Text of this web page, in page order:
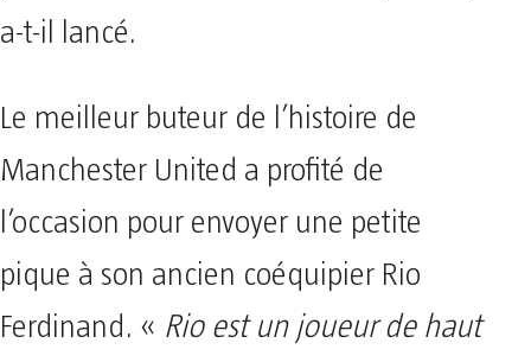
a-t-il lancé.
Le meilleur buteur de l’histoire de
Manchester United a profité de
l’occasion pour envoyer une petite
pique à son ancien coéquipier Rio
Ferdinand. « Rio est un joueur de haut